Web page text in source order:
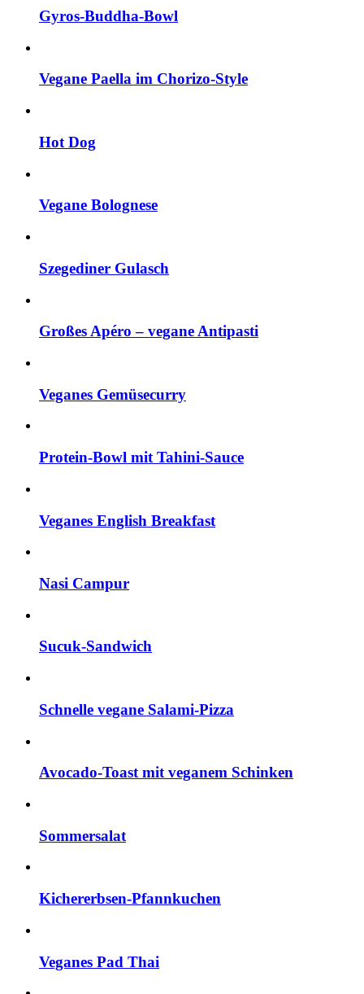
Gyros-Buddha-Bowl
Vegane Paella im Chorizo-Style
Hot Dog
Vegane Bolognese
Szegediner Gulasch
Großes Apéro – vegane Antipasti
Veganes Gemüsecurry
Protein-Bowl mit Tahini-Sauce
Veganes English Breakfast
Nasi Campur
Sucuk-Sandwich
Schnelle vegane Salami-Pizza
Avocado-Toast mit veganem Schinken
Sommersalat
Kichererbsen-Pfannkuchen
Veganes Pad Thai